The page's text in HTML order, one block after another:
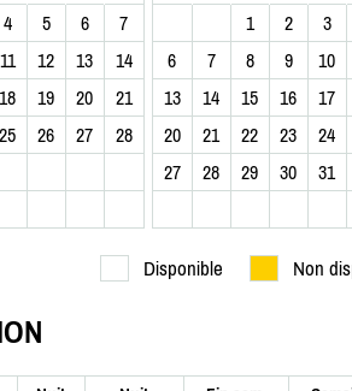
4 5 6
7
11 12 13
14
18 19 20
21
25 26 27
28
1 2 3
6
7 8 9 10
13
14 15 16 17
20
21 22 23 24
27
28 29 30 31
Disponible Non